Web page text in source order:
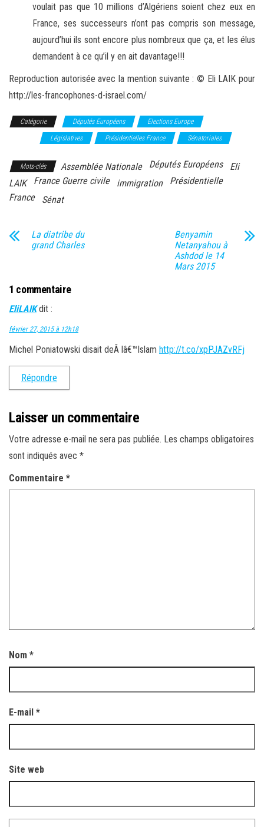
voulait pas que 10 millions d’Algériens soient chez eux en
France, ses successeurs n’ont pas compris son message,
aujourd’hui ils sont encore plus nombreux que ça, et les élus
demandent à ce qu’il y en ait davantage!!!
Reproduction autorisée avec la mention suivante : © Eli LAIK pour
http://les-francophones-d-israel.com/
Catégorie Députés Européens Elections Europe
Législatives Présidentielles France Sénatoriales
Mots-clés Assemblée Nationale Députés Européens
Eli
LAIK
France Guerre civile immigration
Présidentielle
France
Sénat
La diatribe du
grand Charles
Benyamin
Netanyahou à
Ashdod le 14
Mars 2015
1 commentaire
EliLAIK dit :
février 27, 2015 à 12h18
Michel Poniatowski disait deÂ lâ€™Islam http://t.co/xpPJAZvRFj
Répondre
Laisser un commentaire
Votre adresse e-mail ne sera pas publiée. Les champs obligatoires
sont indiqués avec *
Commentaire *
Nom *
E-mail *
Site web